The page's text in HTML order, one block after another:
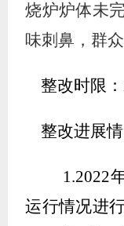
烧炉炉体未
味刺鼻，群
整改时限：
整改进展
1.2022
运行情况进